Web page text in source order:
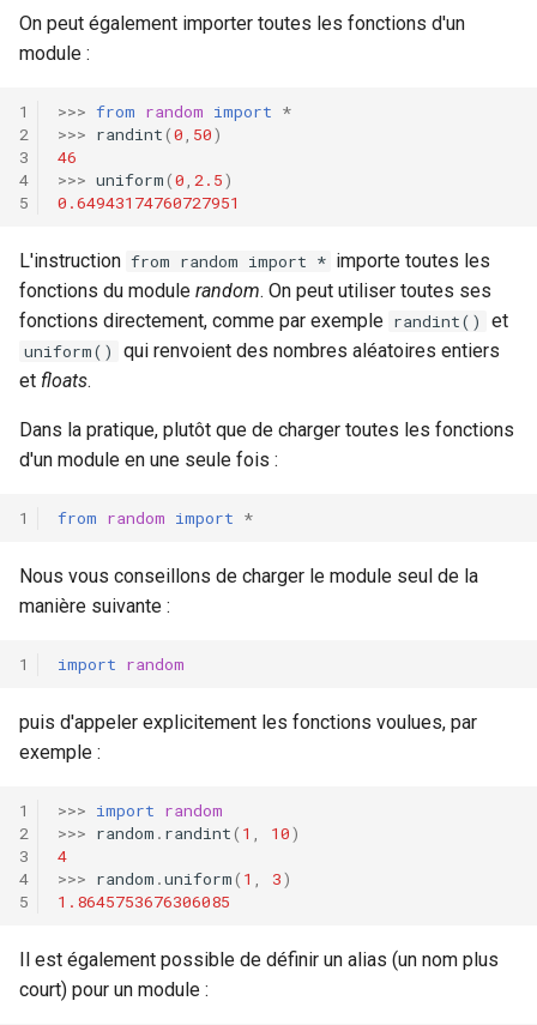
On peut également importer toutes les fonctions d'un
module :
>>> from random import *
>>> randint(0, 50)
46
>>> uniform(0, 2.5)
0.64943174760727951
L'instruction from random import * importe toutes les
fonctions du module random. On peut utiliser toutes ses
fonctions directement, comme par exemple randint() et
uniform()
qui renvoient des nombres aléatoires entiers
et floats.
Dans la pratique, plutôt que de charger toutes les fonctions
d'un module en une seule fois :
from random import *
Nous vous conseillons de charger le module seul de la
manière suivante :
import random
puis d'appeler explicitement les fonctions voulues, par
exemple :
>>> import random
>>> random . randint( 1 , 10)
4
>>> random .uniform( 1 , 3)
1.8645753676306085
Il est également possible de définir un alias (un nom plus
court) pour un module :